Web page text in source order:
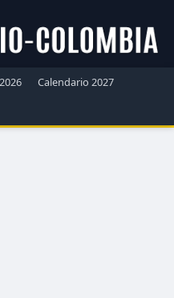
Calendario 2027